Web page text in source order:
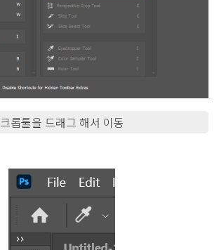
크롭툴을 드래그 해서 이동